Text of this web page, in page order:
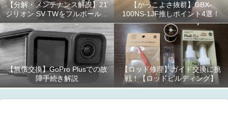
【分解・メンテナンス解説】21
ジリオン SV TWをフルボールベ
アリング化！
【かっこよさ抜群】GBX-
100NS-1JF推しポイント4選！
【無償交換】GoPro Plusでの故
障手続き解説
【ロッド修理】ガイド交換に挑
戦！【ロッドビルディング】